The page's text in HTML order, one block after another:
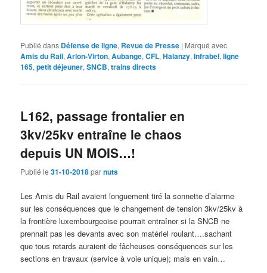
Publié dans Défense de ligne, Revue de Presse | Marqué avec
Amis du Rail,Arlon-Virton,Aubange,CFL,Halanzy,Infrabel,ligne
165,petit déjeuner,SNCB,trains directs
L162, passage frontalier en
3kv/25kv entraîne le chaos
depuis UN MOIS…!
Publié le31-10-2018parnuts
Les Amis du Rail avaient longuement tiré la sonnette d’alarme
sur les conséquences que le changement de tension 3kv/25kv à
la frontière luxembourgeoise pourrait entraîner si la SNCB ne
prennait pas les devants avec son matériel roulant….sachant
que tous retards auraient de fâcheuses conséquences sur les
sections en travaux (service à voie unique); mais en vain…